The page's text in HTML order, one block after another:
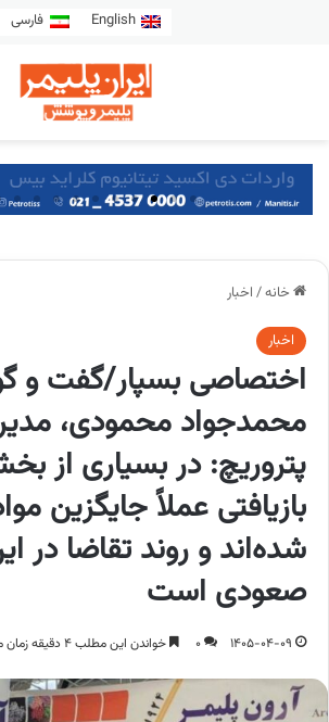
English فارسی
خانه/ اخبار
اخبار
اختصاصی بسپار/گفت و
محمدجواد محمودی،
پتروریچ: در بسیاری از
بازیافتی عملاً جایگزین
شده‌اند و روند تقاضا در
صعودی است
1405-04-09
0 خواندن این مطلب 4 دقیقه زمان میبرد